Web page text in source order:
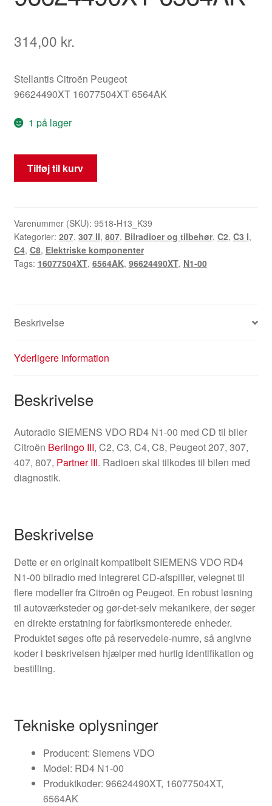
314,00 kr.
Stellantis Citroën Peugeot
96624490XT 16077504XT 6564AK
1 på lager
Bilradio
med
Peugeot
96624490XT
6564AK
antal
Tilføj til kurv
Varenummer (SKU): 9518-H13_K39
Kategorier: 207, 307 II, 807, Bilradioer og tilbehør, C2, C3 I,
C4, C8, Elektriske komponenter
Tags: 16077504XT, 6564AK, 96624490XT, N1-00
Beskrivelse
Yderligere information
Beskrivelse
Autoradio SIEMENS VDO RD4 N1-00 med CD til biler
Citroën Berlingo III, C2, C3, C4, C8, Peugeot 207, 307,
407, 807, Partner III. Radioen skal tilkodes til bilen med
diagnostik.
Beskrivelse
Dette er en originalt kompatibelt SIEMENS VDO RD4
N1-00 bilradio med integreret CD-afspiller, velegnet til
flere modeller fra Citroën og Peugeot. En robust løsning
til autoværksteder og gør-det-selv mekanikere, der søger
en direkte erstatning for fabriksmonterede enheder.
Produktet søges ofte på reservedele-numre, så angivne
koder i beskrivelsen hjælper med hurtig identifikation og
bestilling.
Tekniske oplysninger
Producent: Siemens VDO
Model: RD4 N1-00
Produktkoder: 96624490XT, 16077504XT,
6564AK